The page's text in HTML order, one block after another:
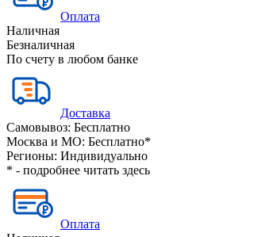
Оплата
Наличная
Безналичная
По счету в любом банке
Доставка
Самовывоз: Бесплатно
Москва и МО: Бесплатно*
Регионы: Индивидуально
* - подробнее читать здесь
Оплата